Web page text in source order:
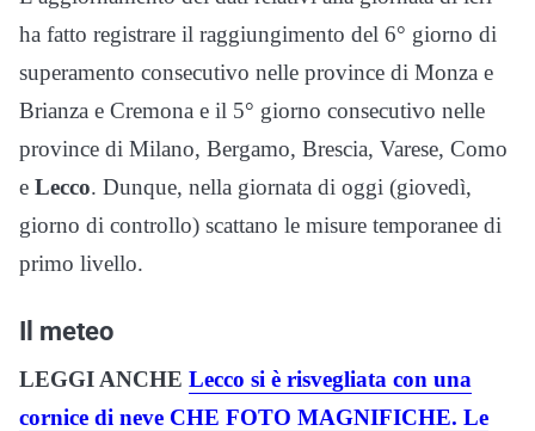
ha fatto registrare il raggiungimento del 6° giorno di
superamento consecutivo nelle province di Monza e
Brianza e Cremona e il 5° giorno consecutivo nelle
province di Milano, Bergamo, Brescia, Varese, Como
e Lecco. Dunque, nella giornata di oggi (giovedì,
giorno di controllo) scattano le misure temporanee di
primo livello.
Il meteo
LEGGI ANCHE Lecco si è risvegliata con una
cornice di neve CHE FOTO MAGNIFICHE. Le